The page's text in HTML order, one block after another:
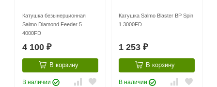
Катушка безынерционная
Salmo Diamond Feeder 5
4000FD
4 100 ₽
В корзину
В наличии
Катушка Salmo Blaster BP Spin
1 3000FD
1 253 ₽
В корзину
В наличии